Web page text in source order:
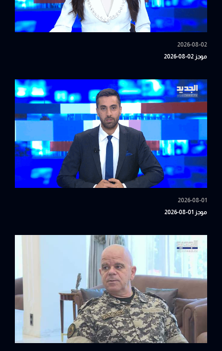
2026-08-02
موجز 02-08-2026
2026-08-01
موجز 01-08-2026